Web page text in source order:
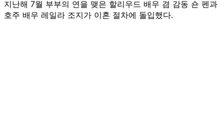
지난해 7월 부부의 연을 맺은 할리우드 배우 겸 감동 숀 펜과
호주 배우 레일라 조지가 이혼 절차에 돌입했다.